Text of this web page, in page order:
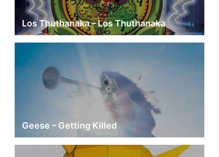
Los Thuthanaka – Los Thuthanaka
Geese – Getting Killed